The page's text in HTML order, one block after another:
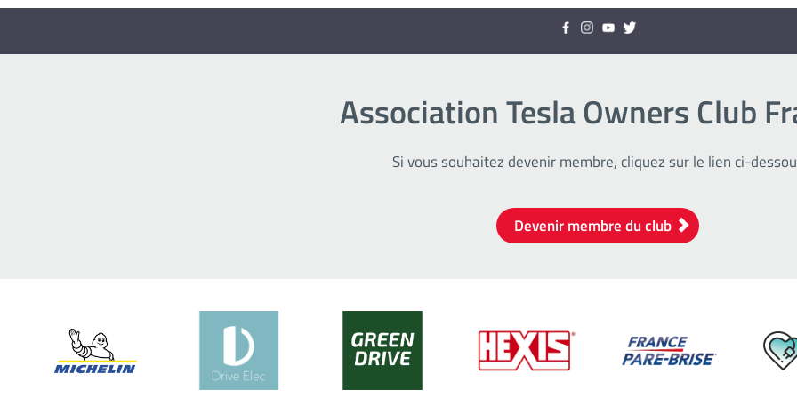
Association Tesla Owners Club
Si vous souhaitez devenir membre, cliquez sur le lien ci-
Devenir membre du club